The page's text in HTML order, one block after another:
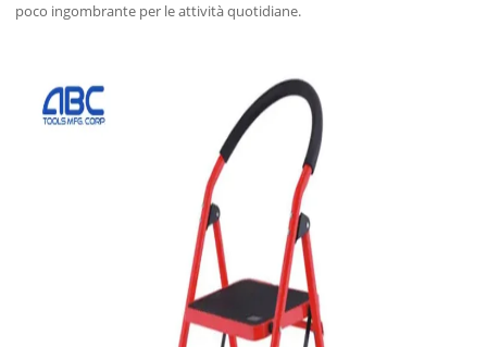
poco ingombrante per le attività quotidiane.